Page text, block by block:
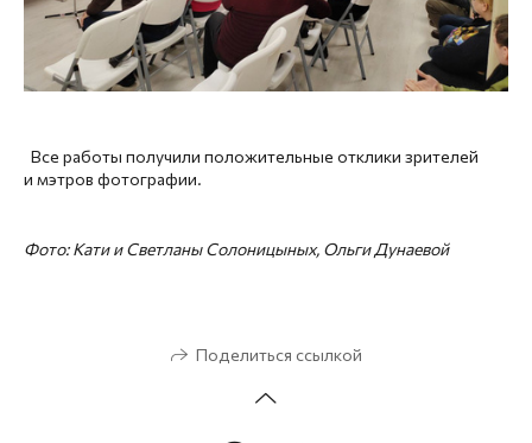
Все работы получили положительные отклики зрителей
и мэтров фотографии.
Фото: Кати и Светланы Солоницыных, Ольги Дунаевой
Поделиться ссылкой